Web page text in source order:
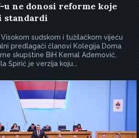
u ne donosi reforme koje
standardi
sudskom i tužilačkom vijeću
predlagači članovi Kolegija Doma
skupštine BiH Kemal Ademović,
Špirić je verzija koju...